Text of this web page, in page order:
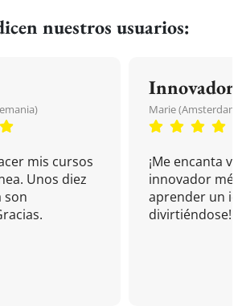
nuestros usuarios:
mis cursos
Unos diez
son
Innovador
Marie (Amsterdam,
¡Me encanta
innovador
aprender un
divirtiéndose!